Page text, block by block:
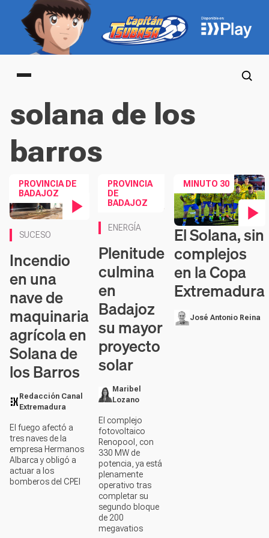
Main menu
solana de los
barros
PROVINCIA DE
BADAJOZ
SUCESO
Incendio
en una
nave de
maquinaria
agrícola en
Solana de
los Barros
Redacción Canal
Extremadura
El fuego afectó a
tres naves de la
empresa Hermanos
Albarca y obligó a
actuar a los
bomberos del CPEI
PROVINCIA
DE
BADAJOZ
ENERGÍA
Plenitude
culmina
en
Badajoz
su mayor
proyecto
solar
Maribel
Lozano
El complejo
fotovoltaico
Renopool, con
330 MW de
potencia, ya está
plenamente
operativo tras
completar su
segundo bloque
de 200
megavatios
MINUTO 30
Contenido en vídeo
El Solana, sin
complejos
en la Copa
Extremadura
José Antonio Reina